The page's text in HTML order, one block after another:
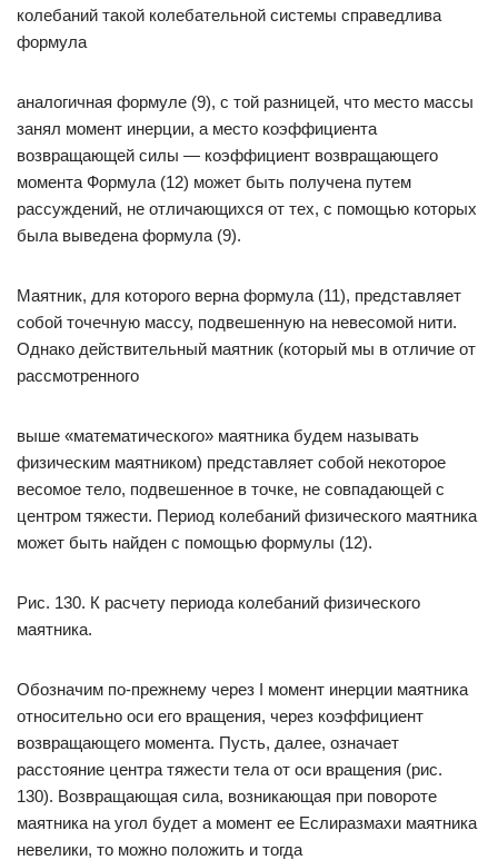
колебаний такой колебательной системы справедлива
формула
аналогичная формуле (9), с той разницей, что место массы
занял момент инерции, а место коэффициента
возвращающей силы — коэффициент возвращающего
момента Формула (12) может быть получена путем
рассуждений, не отличающихся от тех, с помощью которых
была выведена формула (9).
Маятник, для которого верна формула (11), представляет
собой точечную массу, подвешенную на невесомой нити.
Однако действительный маятник (который мы в отличие от
рассмотренного
выше «математического» маятника будем называть
физическим маятником) представляет собой некоторое
весомое тело, подвешенное в точке, не совпадающей с
центром тяжести. Период колебаний физического маятника
может быть найден с помощью формулы (12).
Рис. 130. К расчету периода колебаний физического
маятника.
Обозначим по-прежнему через I момент инерции маятника
относительно оси его вращения, через коэффициент
возвращающего момента. Пусть, далее, означает
расстояние центра тяжести тела от оси вращения (рис.
130). Возвращающая сила, возникающая при повороте
маятника на угол будет а момент ее Еслиразмахи маятника
невелики, то можно положить и тогда